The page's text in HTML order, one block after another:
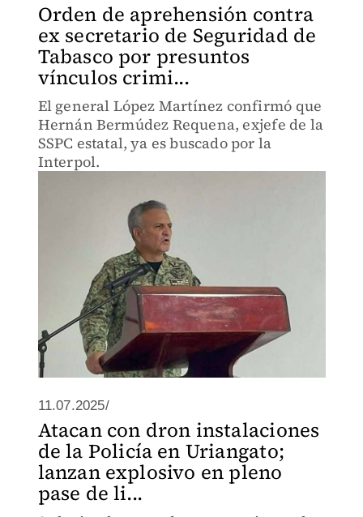
Orden de aprehensión contra
ex secretario de Seguridad de
Tabasco por presuntos
vínculos crimi...
El general López Martínez confirmó que
Hernán Bermúdez Requena, exjefe de la
SSPC estatal, ya es buscado por la
Interpol.
11.07.2025/
Atacan con dron instalaciones
de la Policía en Uriangato;
lanzan explosivo en pleno
pase de li...